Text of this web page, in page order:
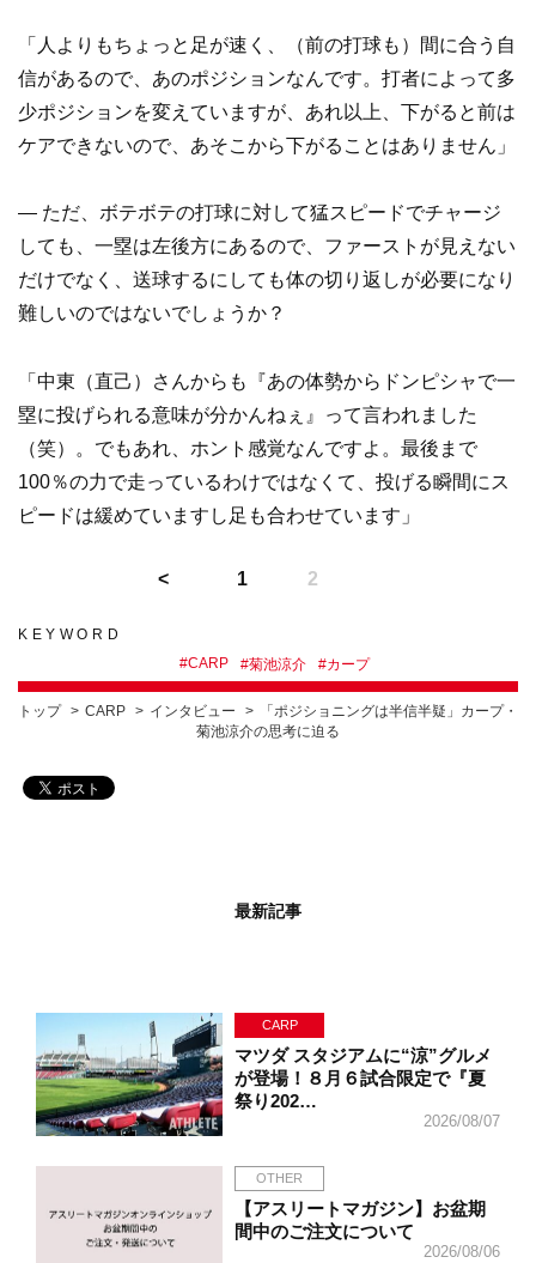
「人よりもちょっと足が速く、（前の打球も）間に合う自
信があるので、あのポジションなんです。打者によって多
少ポジションを変えていますが、あれ以上、下がると前は
ケアできないので、あそこから下がることはありません」
― ただ、ボテボテの打球に対して猛スピードでチャージ
しても、一塁は左後方にあるので、ファーストが見えない
だけでなく、送球するにしても体の切り返しが必要になり
難しいのではないでしょうか？
「中東（直己）さんからも『あの体勢からドンピシャで一
塁に投げられる意味が分かんねぇ』って言われました
（笑）。でもあれ、ホント感覚なんですよ。最後まで
100％の力で走っているわけではなくて、投げる瞬間にス
ピードは緩めていますし足も合わせています」
1 2
KEYWORD
#CARP #菊池涼介 #カープ
トップ CARP インタビュー
「ポジショニングは半信半疑」カープ・
菊池涼介の思考に迫る
最新記事
CARP
マツダ スタジアムに“涼”グルメ
が登場！８月６試合限定で『夏
祭り202…
2026/08/07
OTHER
【アスリートマガジン】お盆期
間中のご注文について
2026/08/06